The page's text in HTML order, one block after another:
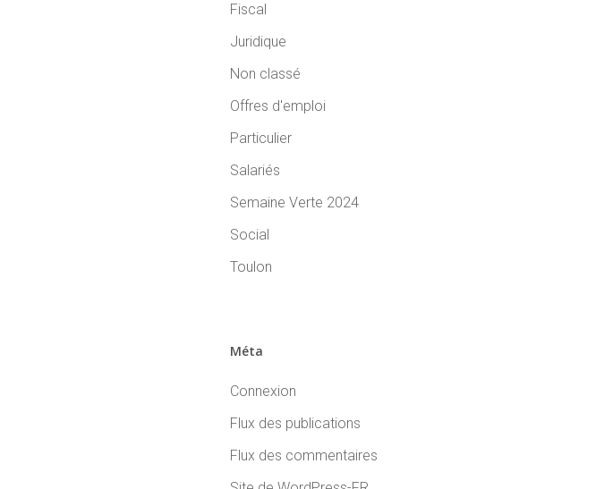
Fiscal
Juridique
Non classé
Offres d'emploi
Particulier
Salariés
Semaine Verte 2024
Social
Toulon
Méta
Connexion
Flux des publications
Flux des commentaires